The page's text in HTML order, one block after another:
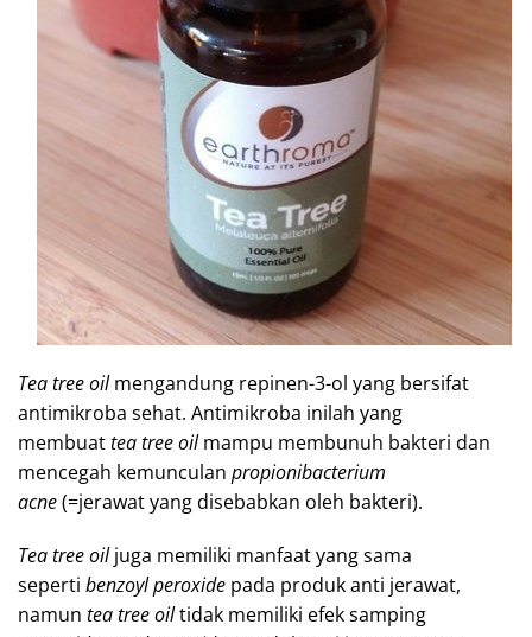
Tea tree oilmengandung repinen-3-ol yang bersifat
antimikroba sehat. Antimikroba inilah yang
membuattea tree oilmampu membunuh bakteri dan
mencegah kemunculan propionibacterium
acne(=jerawat yang disebabkan oleh bakteri).
Tea tree oiljuga memiliki manfaat yang sama
seperti benzoyl peroxide pada produk anti jerawat,
namun tea tree oiltidak memiliki efek samping